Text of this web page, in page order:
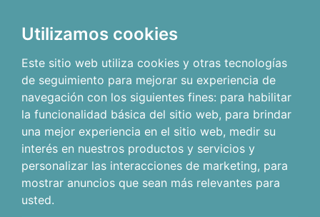
Utilizamos cookies
Este sitio web utiliza cookies y otras tecnologías
de seguimiento para mejorar su experiencia de
navegación con los siguientes fines: para habilitar
la funcionalidad básica del sitio web, para brindar
una mejor experiencia en el sitio web, medir su
interés en nuestros productos y servicios y
personalizar las interacciones de marketing, para
mostrar anuncios que sean más relevantes para
usted.